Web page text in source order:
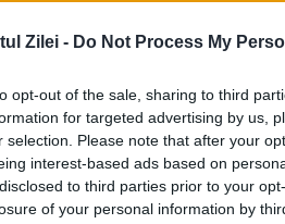
Zilei - Do Not Process My
opt-out of the sale, sharing to third
for targeted advertising by us,
selection. Please note that after your
interest-based ads based on
to third parties prior to your
of your personal information by
criteriile de excludere a
ai poliției politice
mai mult decât
Alianței persoane
sau, majore fiind, au